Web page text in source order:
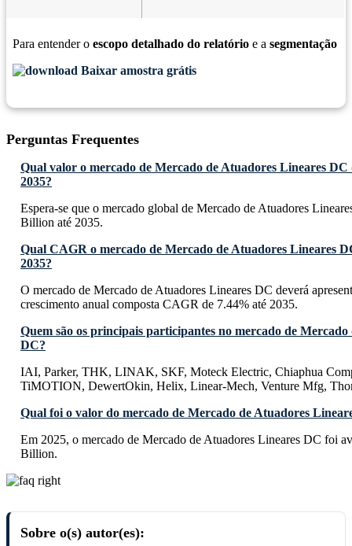
Para entender o escopo detalhado do relatório e a segmentação
Baixar amostra grátis
Perguntas Frequentes
Qual valor o mercado de Mercado de Atuadores Lineares
2035?
Espera-se que o mercado global de Mercado de Atuadores
Billion até 2035.
Qual CAGR o mercado de Mercado de Atuadores Lineares
2035?
O mercado de Mercado de Atuadores Lineares DC deverá
crescimento anual composta CAGR de 7.44% até 2035.
Quem são os principais participantes no mercado de
DC?
IAI, Parker, THK, LINAK, SKF, Moteck Electric, Chiaphua
TiMOTION, DewertOkin, Helix, Linear-Mech, Venture Mfg,
Qual foi o valor do mercado de Mercado de Atuadores
Em 2025, o mercado de Mercado de Atuadores Lineares DC foi
Billion.
Sobre o(s) autor(es):